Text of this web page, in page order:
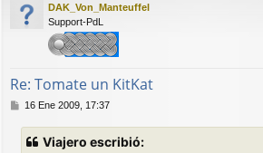
DAK_Von_Manteuffel
Support-PdL
Re: Tomate un KitKat
M16 Ene 2009, 17:37
Viajero escribió: